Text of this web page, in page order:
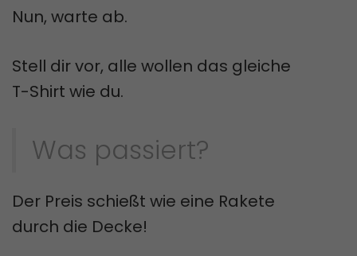
Nun, warte ab.
Stell dir vor, alle wollen das gleiche
T-Shirt wie du.
Was passiert?
Der Preis schießt wie eine Rakete
durch die Decke!